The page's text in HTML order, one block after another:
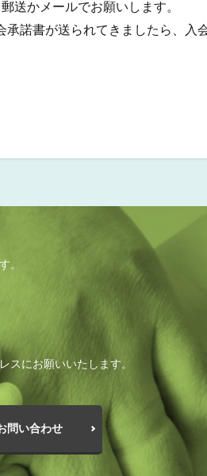
送かメールでお願いします。
諾書が送られてきましたら、入
。
スにお願いいたします。
問い合わせ